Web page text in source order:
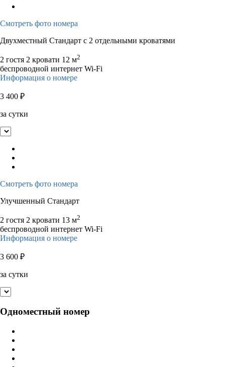
Смотреть фото номера
Двухместный Стандарт с 2 отдельными кроватями
2 гостя 2 кровати 12 м2
беспроводной интернет Wi-Fi
Информация о номере
3 400 ₽
за сутки
Смотреть фото номера
Улучшенный Стандарт
2 гостя 2 кровати 13 м2
беспроводной интернет Wi-Fi
Информация о номере
3 600 ₽
за сутки
Одноместный номер